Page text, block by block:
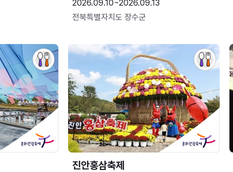
2026.09.10~2026.09.13
전북특별자치도 장수군
진안홍삼축제